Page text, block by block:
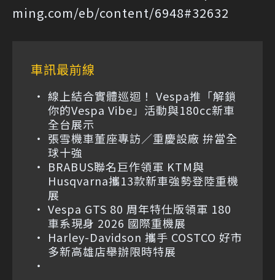
ming.com/eb/content/6948#32632
車訊最前線
線上結合實體巡迴！ Vespa推「解鎖
你的Vespa Vibe」活動與180cc新車
全台展示
張雪機車董座專訪／重慶設廠 拚當全
球十強
BRABUS聯名巨作領軍 KTM與
Husqvarna攜13款新車強勢登陸重機
展
Vespa GTS 80 周年特仕版領軍 180
車系現身 2026 國際重機展
Harley-Davidson 攜手 COSTCO 好市
多新高雄店舉辦限時特展